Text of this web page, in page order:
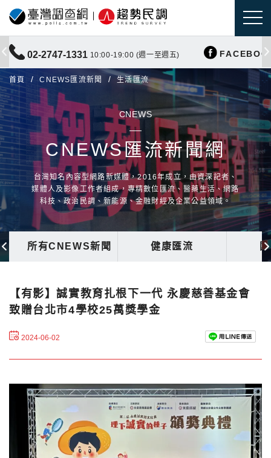
02-2747-1331 10:00-19:00 (週一至週五)
首頁 CNEWS匯流新聞 生活匯流
CNEWS
CNEWS匯流新聞網
台灣知名內容型網路新媒體，2016年成立，由資深記者、
媒體人及影像工作者組成，專精數位匯流、醫藥生活、網路
科技、政治民調、新能源、金融財經及企業公益領域。
所有CNEWS新聞 健康匯流
【有影】誠實教育扎根下一代 永慶慈善基金會
致贈台北市4學校25萬獎學金
2024-06-02